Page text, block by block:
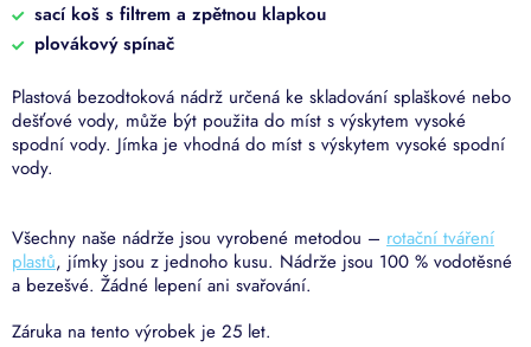
sací koš s filtrem a zpětnou klapkou
plovákový spínač
Plastová bezodtoková nádrž určená ke skladování splaškové nebo
dešťové vody, může být použita do míst s výskytem vysoké
spodní vody. Jímka je vhodná do míst s výskytem vysoké spodní
vody.
Všechny naše nádrže jsou vyrobené metodou – rotační tváření
plastů, jímky jsou z jednoho kusu. Nádrže jsou 100 % vodotěsné
a bezešvé. Žádné lepení ani svařování.
Záruka na tento výrobek je 25 let.